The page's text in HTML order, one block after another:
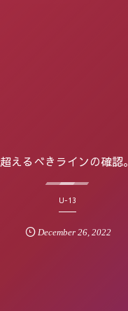
超えるべきラインの確認。
U-13
December 26 ,2022